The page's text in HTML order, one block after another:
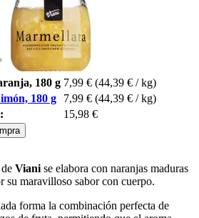
180 g 7,99 € (44,39 € / kg)
180 g
7,99 € (44,39 € / kg)
15,98 €
Viani se elabora con naranjas maduras
su maravilloso sabor con cuerpo.
forma la combinación perfecta de